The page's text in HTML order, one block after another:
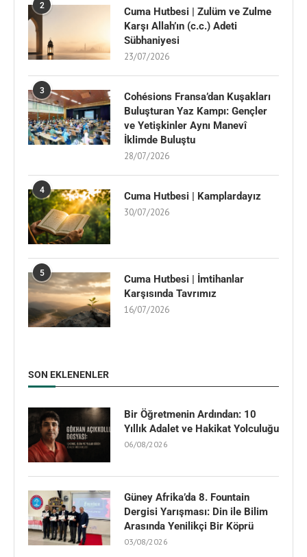
2
Cuma Hutbesi | Zulüm ve Zulme
Karşı Allah’ın (c.c.) Adeti
Sübhaniyesi
23/07/2026
3
Cohésions Fransa’dan Kuşakları
Buluşturan Yaz Kampı: Gençler
ve Yetişkinler Aynı Manevî
İklimde Buluştu
28/07/2026
4 Cuma Hutbesi | Kamplardayız
30/07/2026
5
Cuma Hutbesi | İmtihanlar
Karşısında Tavrımız
16/07/2026
SON EKLENENLER
Bir Öğretmenin Ardından: 10
Yıllık Adalet ve Hakikat Yolculuğu
06/08/2026
Güney Afrika’da 8. Fountain
Dergisi Yarışması: Din ile Bilim
Arasında Yenilikçi Bir Köprü
03/08/2026